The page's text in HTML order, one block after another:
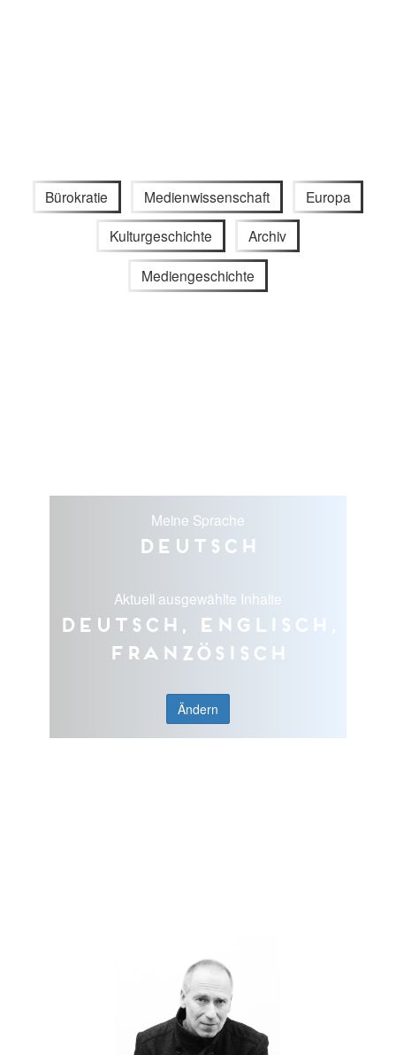
Bürokratie Medienwissenschaft Europa
Kulturgeschichte Archiv
Mediengeschichte
Meine Sprache
Deutsch
Aktuell ausgewählte Inhalte
Deutsch, Englisch,
Französisch
Ändern